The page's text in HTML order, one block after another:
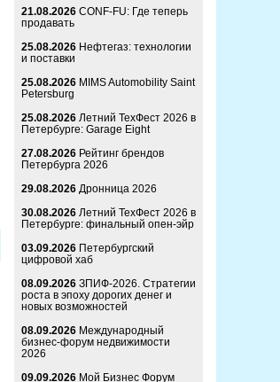
21.08.2026 CONF-FU: Где теперь
продавать
25.08.2026 Нефтегаз: технологии
и поставки
25.08.2026 MIMS Automobility Saint
Petersburg
25.08.2026 Летний ТехФест 2026 в
Петербурге: Garage Eight
27.08.2026 Рейтинг брендов
Петербурга 2026
29.08.2026 Дронница 2026
30.08.2026 Летний ТехФест 2026 в
Петербурге: финальный опен-эйр
03.09.2026 Петербургский
цифровой хаб
08.09.2026 ЗПИФ-2026. Стратегии
роста в эпоху дорогих денег и
новых возможностей
08.09.2026 Международный
бизнес-форум недвижимости
2026
09.09.2026 Мой Бизнес Форум